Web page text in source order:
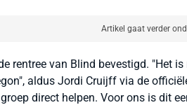
Artikel gaat verder
rentree van Blind bevestigd. "Het
aldus Jordi Cruijff via de
direct helpen. Voor ons is dit